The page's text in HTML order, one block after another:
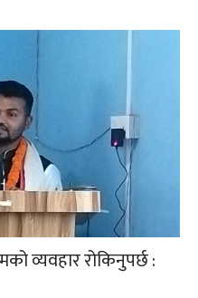
व्यवहार रोकिनुपर्छ :